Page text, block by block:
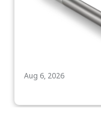
Aug 6, 2026